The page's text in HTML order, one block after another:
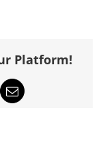
Platform!
Email